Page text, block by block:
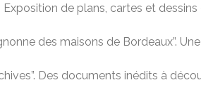
de plans, cartes et
des maisons de Bordeaux”.
Des documents inédits à